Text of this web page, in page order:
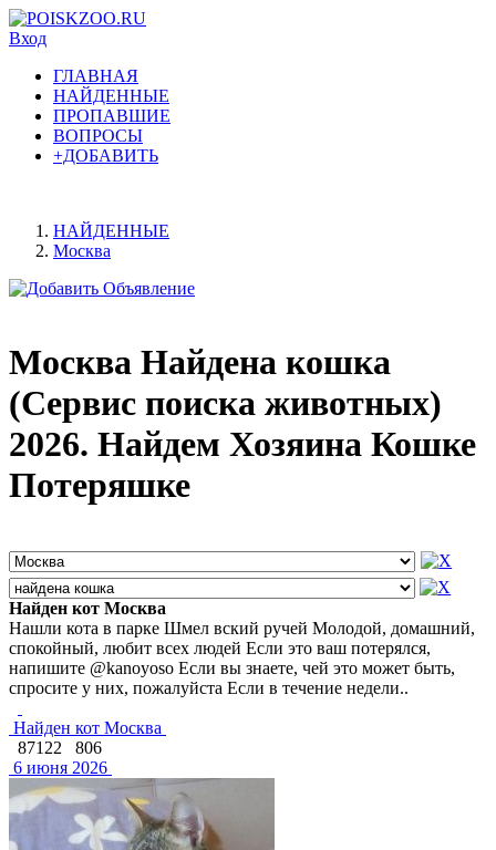
Вход
ГЛАВНАЯ
НАЙДЕННЫЕ
ПРОПАВШИЕ
ВОПРОСЫ
+ДОБАВИТЬ
НАЙДЕННЫЕ
Москва
Москва Найдена кошка
(Сервис поиска животных)
2026. Найдем Хозяина Кошке
Потеряшке
Найден кот Москва
Нашли кота в парке Шмел вский ручей Молодой, домашний,
спокойный, любит всех людей Если это ваш потерялся,
напишите @kanoyoso Если вы знаете, чей это может быть,
спросите у них, пожалуйста Если в течение недели..
Найден кот Москва
87122
806
6 июня 2026